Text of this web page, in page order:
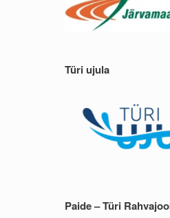
Türi ujula
Paide – Türi